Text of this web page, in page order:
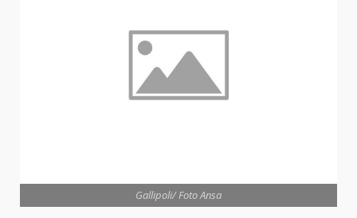
Gallipoli/ Foto Ansa